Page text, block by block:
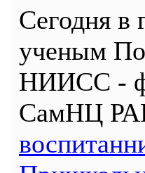
Сегодня в
ученым
НИИСС -
СамНЦ